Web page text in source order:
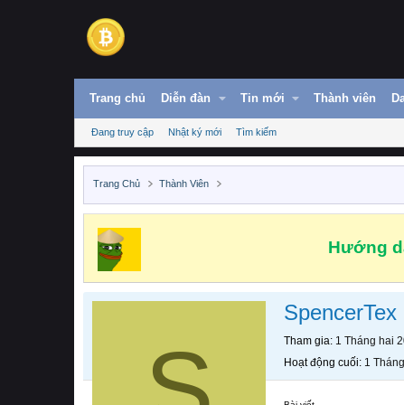
Trang chủ Diễn đàn Tin mới Thành viên
Đang truy cập Nhật ký mới Tìm kiếm
Trang Chủ Thành Viên
Hướng
SpencerTex
Tham gia 1 Tháng hai
Hoạt động cuối 1